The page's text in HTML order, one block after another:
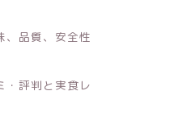
、品質、安全性
・評判と実食レ